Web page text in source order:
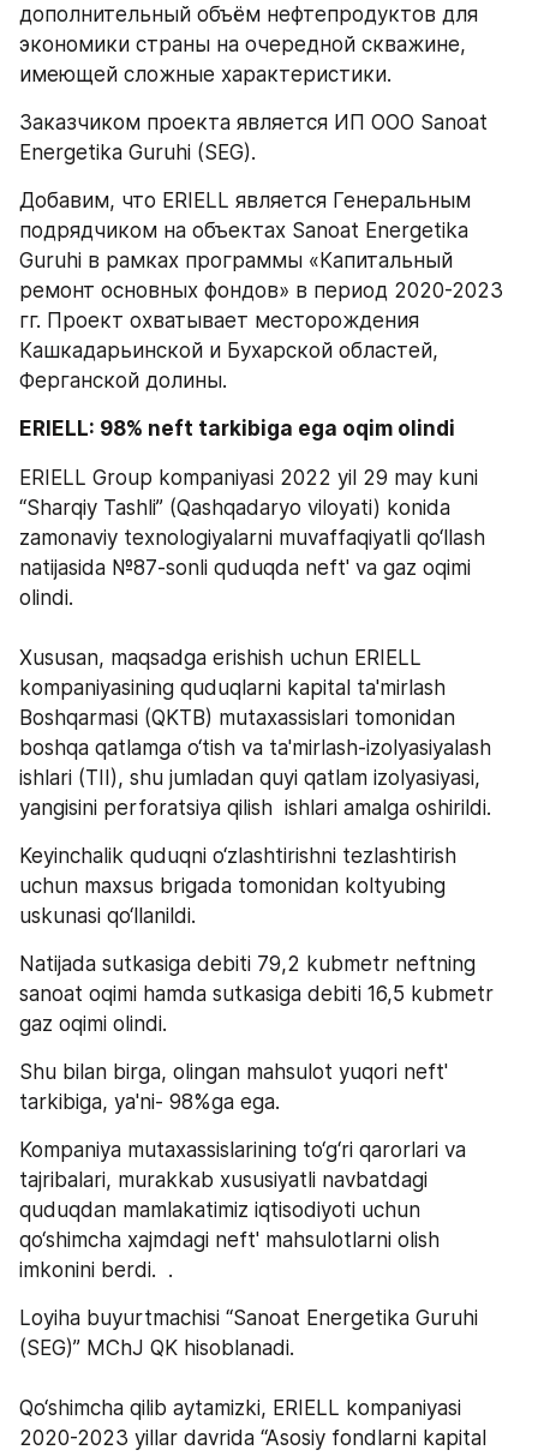
дополнительный объём нефтепродуктов для
экономики страны на очередной скважине,
имеющей сложные характеристики.
Заказчиком проекта является ИП ООО Sanoat
Energetika Guruhi (SEG).
Добавим, что ERIELL является Генеральным
подрядчиком на объектах Sanoat Energetika
Guruhi в рамках программы «Капитальный
ремонт основных фондов» в период 2020-2023
гг. Проект охватывает месторождения
Кашкадарьинской и Бухарской областей,
Ферганской долины.
ERIELL: 98% neft tarkibiga ega oqim olindi
ERIELL Group kompaniyasi 2022 yil 29 may kuni
“Sharqiy Tashli” (Qashqadaryo viloyati) konida
zamonaviy texnologiyalarni muvaffaqiyatli qo‘llash
natijasida №87-sonli quduqda neft' va gaz oqimi
olindi.
Xususan, maqsadga erishish uchun ERIELL
kompaniyasining quduqlarni kapital ta'mirlash
Boshqarmasi (QKTB) mutaxassislari tomonidan
boshqa qatlamga o‘tish va ta'mirlash-izolyasiyalash
ishlari (TII), shu jumladan quyi qatlam izolyasiyasi,
yangisini perforatsiya qilish  ishlari amalga oshirildi.
Keyinchalik quduqni o‘zlashtirishni tezlashtirish
uchun maxsus brigada tomonidan koltyubing
uskunasi qo‘llanildi.
Natijada sutkasiga debiti 79,2 kubmetr neftning
sanoat oqimi hamda sutkasiga debiti 16,5 kubmetr
gaz oqimi olindi.
Shu bilan birga, olingan mahsulot yuqori neft'
tarkibiga, ya'ni- 98%ga ega.
Kompaniya mutaxassislarining to‘g‘ri qarorlari va
tajribalari, murakkab xususiyatli navbatdagi
quduqdan mamlakatimiz iqtisodiyoti uchun
qo‘shimcha xajmdagi neft' mahsulotlarni olish
imkonini berdi.  .
Loyiha buyurtmachisi “Sanoat Energetika Guruhi
(SEG)” MChJ QK hisoblanadi.
Qo‘shimcha qilib aytamizki, ERIELL kompaniyasi
2020-2023 yillar davrida “Asosiy fondlarni kapital